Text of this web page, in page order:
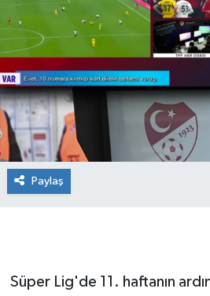
Paylaş
Süper Lig'de 11. haftanın